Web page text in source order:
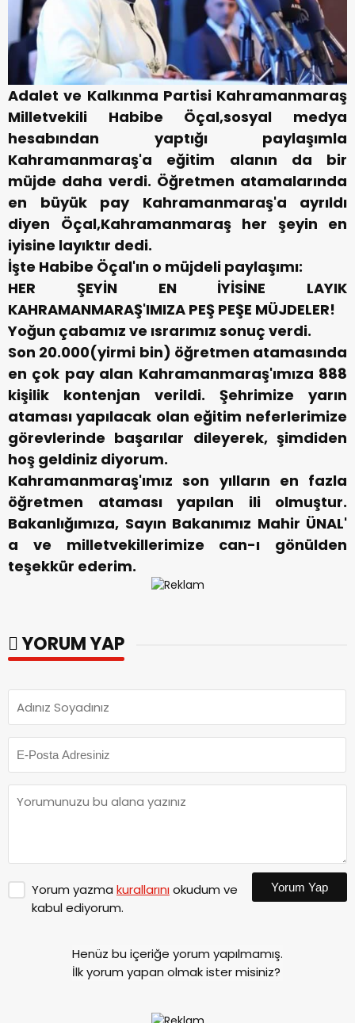
Adalet ve Kalkınma Partisi Kahramanmaraş
Milletvekili Habibe Öçal,sosyal medya
hesabından yaptığı paylaşımla
Kahramanmaraş'a eğitim alanın da bir
müjde daha verdi. Öğretmen atamalarında
en büyük pay Kahramanmaraş'a ayrıldı
diyen Öçal,Kahramanmaraş her şeyin en
iyisine layıktır dedi.
İşte Habibe Öçal'ın o müjdeli paylaşımı:
HER ŞEYİN EN İYİSİNE LAYIK
KAHRAMANMARAŞ'IMIZA PEŞ PEŞE MÜJDELER!
Yoğun çabamız ve ısrarımız sonuç verdi.
Son 20.000(yirmi bin) öğretmen atamasında
en çok pay alan Kahramanmaraş'ımıza 888
kişilik kontenjan verildi. Şehrimize yarın
ataması yapılacak olan eğitim neferlerimize
görevlerinde başarılar dileyerek, şimdiden
hoş geldiniz diyorum.
Kahramanmaraş'ımız son yılların en fazla
öğretmen ataması yapılan ili olmuştur.
Bakanlığımıza, Sayın Bakanımız Mahir ÜNAL'
a ve milletvekillerimize can-ı gönülden
teşekkür ederim.
YORUM YAP
Yorum yazma kurallarınıokudum ve
kabul ediyorum.
Yorum Yap
Henüz bu içeriğe yorum yapılmamış.
İlk yorum yapan olmak ister misiniz?